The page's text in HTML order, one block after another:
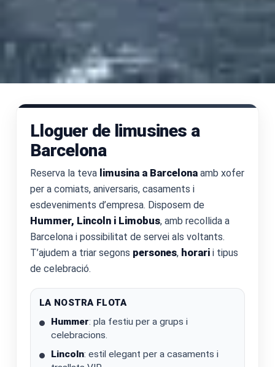
Lloguer de limusines a
Barcelona
Reserva la teva limusina a Barcelona amb xofer
per a comiats, aniversaris, casaments i
esdeveniments d’empresa. Disposem de
Hummer, Lincoln i Limobus, amb recollida a
Barcelona i possibilitat de servei als voltants.
T’ajudem a triar segons persones, horari i tipus
de celebració.
LA NOSTRA FLOTA
Hummer: pla festiu per a grups i
celebracions.
Lincoln: estil elegant per a casaments i